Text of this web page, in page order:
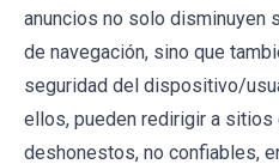
anuncios no solo disminuyen
de navegación, sino que
seguridad del dispositivo/
ellos, pueden redirigir a sitios
deshonestos, no confiables,